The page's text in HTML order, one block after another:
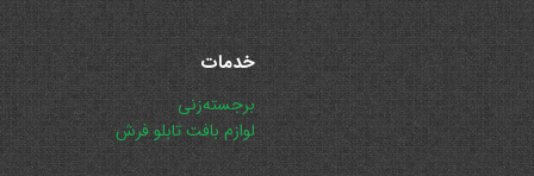
خدمات
پریدن
از
ناوبری
برجسته‌زنی
لوازم بافت تابلو فرش